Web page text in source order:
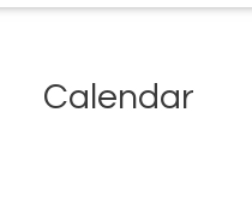
Calendar